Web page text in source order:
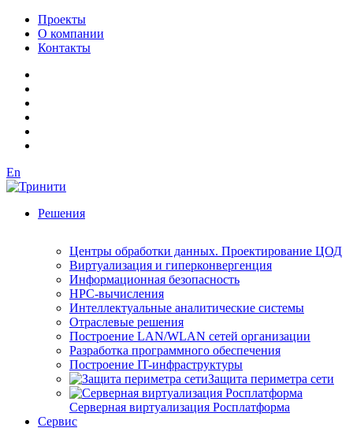
Проекты
О компании
Контакты
En
Решения
Центры обработки данных. Проектирование ЦОД
Виртуализация и гиперконвергенция
Информационная безопасность
HPC-вычисления
Интеллектуальные аналитические системы
Отраслевые решения
Построение LAN/WLAN сетей организации
Разработка программного обеспечения
Построение IT-инфраструктуры
Защита периметра сети
Серверная виртуализация Росплатформа
Сервис